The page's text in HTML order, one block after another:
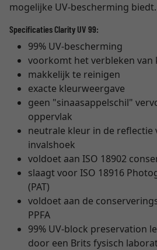
mogelijke UV-bescherming biedt.
Specificaties Clarity UV 99:
99% UV-bescherming
voorkomt het verbleken van
makkelijk te reinigen
exacte kleurweergave
geen "sinaasappelschil"
oppervlak
neutrale kleur in de reflectie
invalshoek
voldoet aan ISO 18902
slaagt voor ISO 18916
(PAT)
voldoet aan de
PPFA
99% UV-block preservation
door een Brits fysisch